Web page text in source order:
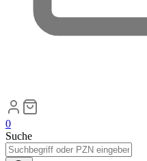
0
Suche